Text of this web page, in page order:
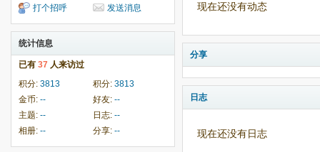
打个招呼
发送消息
统计信息
已有 37 人来访过
积分: 3813 积分: 3813
金币: -- 好友: --
主题: -- 日志: --
相册: -- 分享: --
现在还没有动态
分享
日志
现在还没有日志